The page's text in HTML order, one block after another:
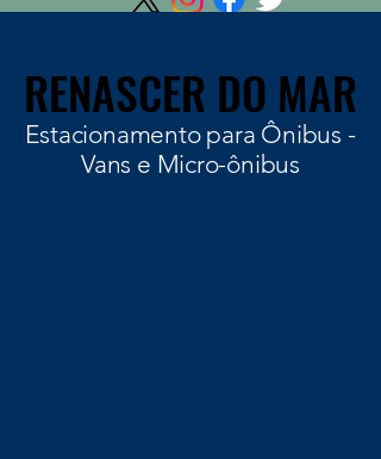
RENASCER DO MAR
RENASCER DO MAR
Estacionamento para Ônibus -
Vans e Micro-ônibus